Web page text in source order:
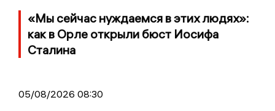
«Мы сейчас нуждаемся в этих людях»:
как в Орле открыли бюст Иосифа
Сталина
05/08/2026 08:30